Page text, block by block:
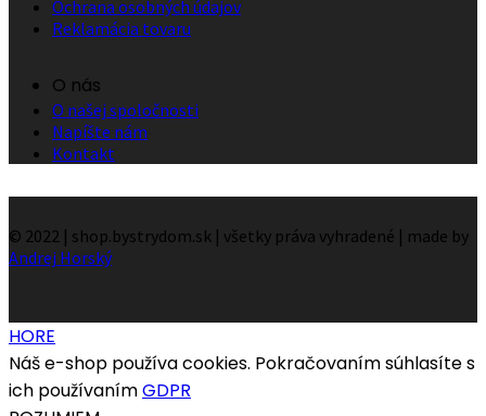
Ochrana osobných údajov
Reklamácia tovaru
O nás
O našej spoločnosti
Napíšte nám
Kontakt
© 2022 | shop.bystrydom.sk | všetky práva vyhradené | made by
Andrej Horský
HORE
Náš e-shop používa cookies. Pokračovaním súhlasíte s
ich používanímGDPR